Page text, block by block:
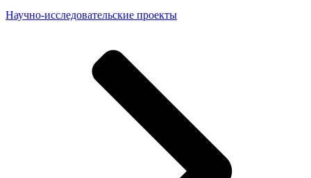
Научно-исследовательские проекты